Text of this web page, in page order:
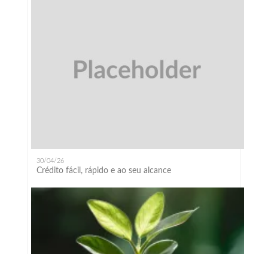
30/04/26
Crédito fácil, rápido e ao seu alcance